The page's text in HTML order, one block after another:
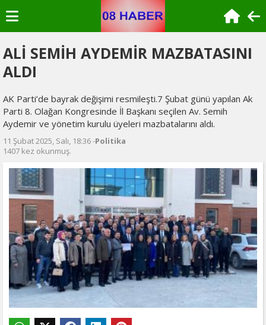
ALİ SEMİH AYDEMİR MAZBATASINI
ALDI
AK Parti’de bayrak değişimi resmileşti.7 Şubat günü yapılan Ak
Parti 8. Olağan Kongresinde İl Başkanı seçilen Av. Semih
Aydemir ve yönetim kurulu üyeleri mazbatalarını aldı.
11 Şubat 2025, Salı, 18:36 -Politika
1407 kez okunmuş.